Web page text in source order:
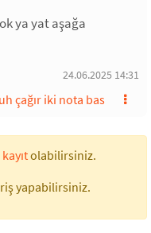
ya yat aşağa
24.06.2025 14:31
çağır iki nota bas
kayıtolabilirsiniz.
yapabilirsiniz.